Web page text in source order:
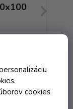
cookies